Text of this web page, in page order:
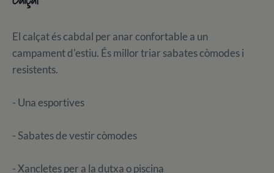
El calçat és cabdal per anar confortable a un
campament d'estiu. És millor triar sabates còmodes i
resistents.
- Una esportives
- Sabates de vestir còmodes
- Xancletes per a la dutxa o piscina